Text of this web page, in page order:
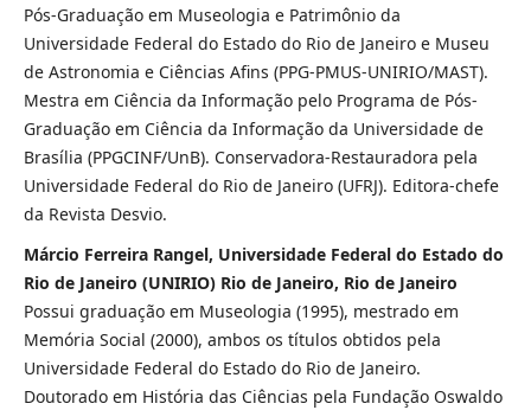
Pós-Graduação em Museologia e Patrimônio da
Universidade Federal do Estado do Rio de Janeiro e Museu
de Astronomia e Ciências Afins (PPG-PMUS-UNIRIO/MAST).
Mestra em Ciência da Informação pelo Programa de Pós-
Graduação em Ciência da Informação da Universidade de
Brasília (PPGCINF/UnB). Conservadora-Restauradora pela
Universidade Federal do Rio de Janeiro (UFRJ). Editora-chefe
da Revista Desvio.
Márcio Ferreira Rangel, Universidade Federal do Estado do
Rio de Janeiro (UNIRIO) Rio de Janeiro, Rio de Janeiro
Possui graduação em Museologia (1995), mestrado em
Memória Social (2000), ambos os títulos obtidos pela
Universidade Federal do Estado do Rio de Janeiro.
Doutorado em História das Ciências pela Fundação Oswaldo